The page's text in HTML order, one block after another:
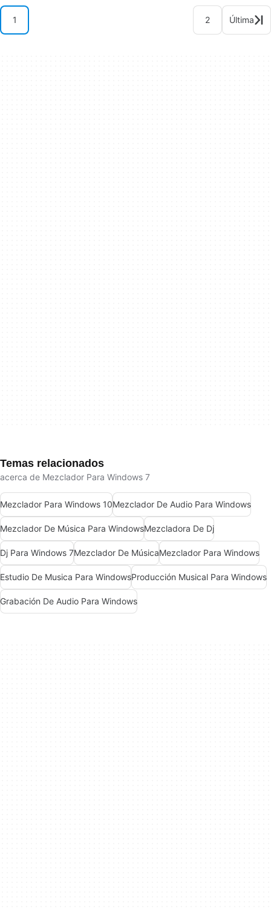
1 2 Última
Temas relacionados
acerca de Mezclador Para Windows 7
Mezclador Para Windows 10Mezclador De Audio Para Windows
Mezclador De Música Para WindowsMezcladora De Dj
Dj Para Windows 7Mezclador De MúsicaMezclador Para Windows
Estudio De Musica Para WindowsProducción Musical Para Windows
Grabación De Audio Para Windows